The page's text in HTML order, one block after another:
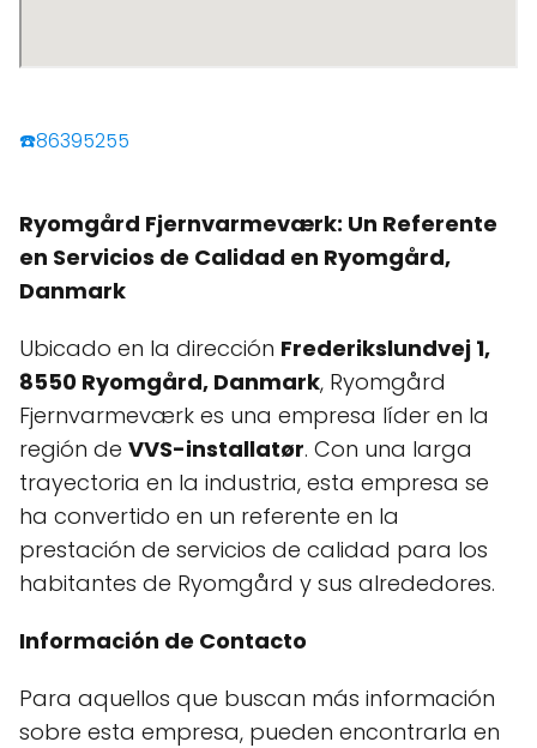
☎️86395255
Ryomgård Fjernvarmeværk: Un Referente
en Servicios de Calidad en Ryomgård,
Danmark
Ubicado en la dirección Frederikslundvej 1,
8550 Ryomgård, Danmark, Ryomgård
Fjernvarmeværk es una empresa líder en la
región de VVS-installatør. Con una larga
trayectoria en la industria, esta empresa se
ha convertido en un referente en la
prestación de servicios de calidad para los
habitantes de Ryomgård y sus alrededores.
Información de Contacto
Para aquellos que buscan más información
sobre esta empresa, pueden encontrarla en